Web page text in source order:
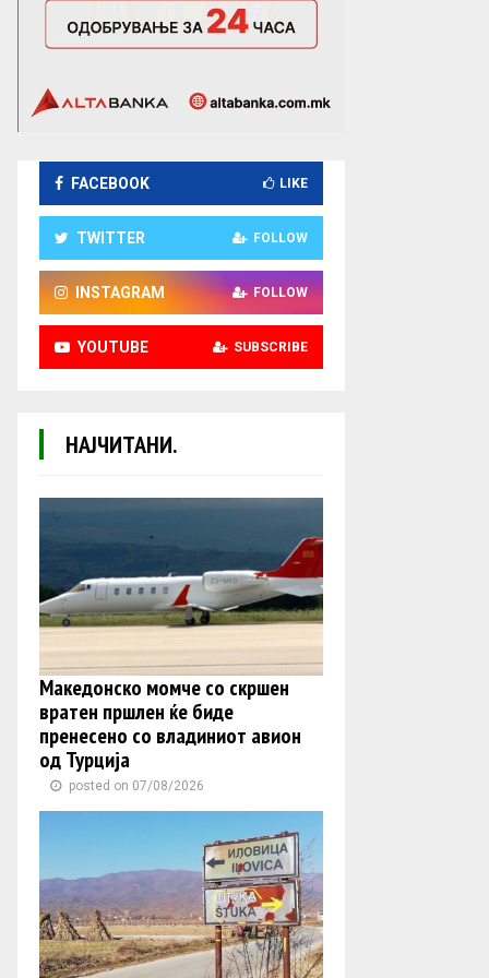
FACEBOOK LIKE
TWITTER FOLLOW
INSTAGRAM FOLLOW
YOUTUBE SUBSCRIBE
НАЈЧИТАНИ.
Македонско момче со скршен
вратен пршлен ќе биде
пренесено со владиниот авион
од Турција
posted on 07/08/2026